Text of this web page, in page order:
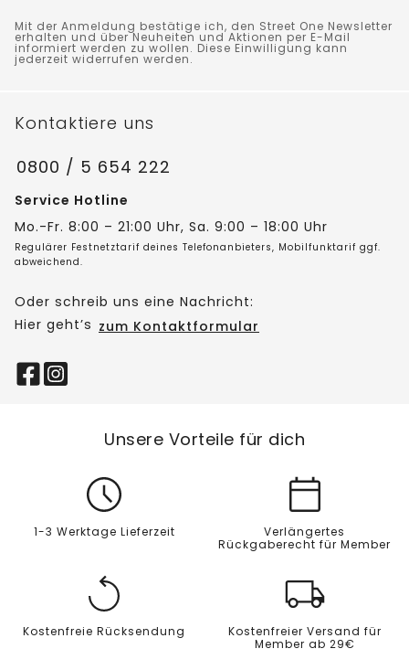
Mit der Anmeldung bestätige ich, den Street One Newsletter
erhalten und über Neuheiten und Aktionen per E-Mail
informiert werden zu wollen. Diese Einwilligung kann
jederzeit widerrufen werden.
Kontaktiere uns
0800 / 5 654 222
Service Hotline
Mo.-Fr. 8:00 – 21:00 Uhr, Sa. 9:00 – 18:00 Uhr
Regulärer Festnetztarif deines Telefonanbieters, Mobilfunktarif ggf.
abweichend.
Oder schreib uns eine Nachricht:
Hier geht’s zum Kontaktformular
Unsere Vorteile für dich
1-3 Werktage Lieferzeit
Verlängertes
Rückgaberecht für Member
Kostenfreie Rücksendung
Kostenfreier Versand für
Member ab 29€